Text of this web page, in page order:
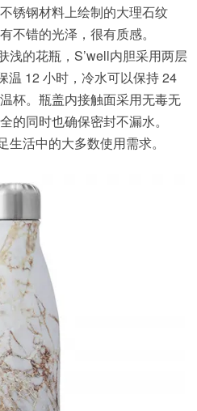
锈钢材料上绘制的大理石纹
不错的光泽，很有质感。
浅的花瓶，S’well内胆采用两层
温 12 小时，冷水可以保持 24
杯。瓶盖内接触面采用无毒无
的同时也确保密封不漏水。
活中的大多数使用需求。